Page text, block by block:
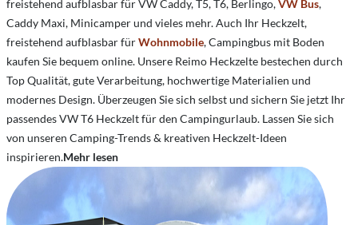
freistehend aufblasbar für VW Caddy, T5, T6, Berlingo,VW Bus,
Caddy Maxi, Minicamper und vieles mehr. Auch Ihr Heckzelt,
freistehend aufblasbar fürWohnmobile, Campingbus mit Boden
kaufen Sie bequem online. Unsere Reimo Heckzelte bestechen durch
Top Qualität, gute Verarbeitung, hochwertige Materialien und
modernes Design. Überzeugen Sie sich selbst und sichern Sie jetzt Ihr
passendes VW T6 Heckzelt für den Campingurlaub. Lassen Sie sich
von unseren Camping-Trends & kreativen Heckzelt-Ideen
inspirieren.Mehr lesen